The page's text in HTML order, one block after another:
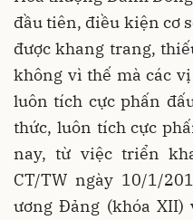
đầu tiên, điều kiện cơ
được khang trang,
không vì thế mà các
luôn tích cực phấn
thức, luôn tích cực
nay, từ việc triển
CT/TW ngày 10/1/
ương Đảng (khóa XII)